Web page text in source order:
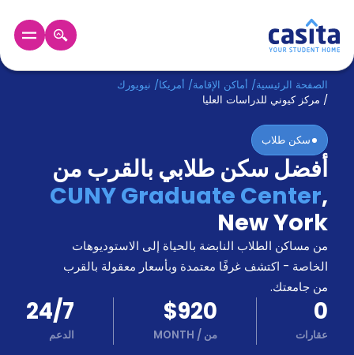
الرئيسية عربي USD
دخول
حجز
السكن
من
نحن؟
المدونة
أخبر
أصدقائك
و
اكسب
كن
شريكا
الدعم
الصفحة الرئيسية/ أماكن الإقامة/ أمريكا/ نيويورك
/ مركز كيوني للدراسات العليا
سكن طلاب
أفضل سكن طلابي بالقرب من
CUNY Graduate Center,
New York
من مساكن الطلاب النابضة بالحياة إلى الاستوديوهات
الخاصة - اكتشف غرفًا معتمدة وبأسعار معقولة بالقرب
من جامعتك.
0
عقارات
$920
من /
MONTH
24/7
الدعم